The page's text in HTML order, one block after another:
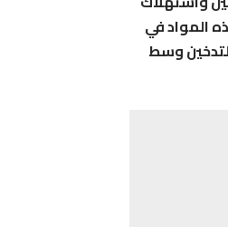
المواد في
وسط